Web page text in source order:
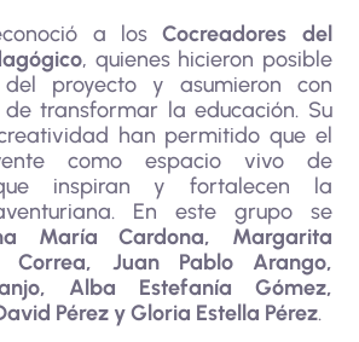
a losCocreadores del
, quienes hicieron posible
proyecto y asumieron con
transformar la educación. Su
han permitido que el
como espacio vivo de
inspiran y fortalecen la
En este grupo se
María Cardona, Margarita
Correa, Juan Pablo Arango,
Alba Estefanía Gómez,
Pérez y Gloria Estella Pérez.